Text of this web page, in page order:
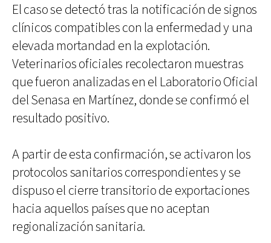
El caso se detectó tras la notificación de signos
clínicos compatibles con la enfermedad y una
elevada mortandad en la explotación.
Veterinarios oficiales recolectaron muestras
que fueron analizadas en el Laboratorio Oficial
del Senasa en Martínez, donde se confirmó el
resultado positivo.
A partir de esta confirmación, se activaron los
protocolos sanitarios correspondientes y se
dispuso el cierre transitorio de exportaciones
hacia aquellos países que no aceptan
regionalización sanitaria.